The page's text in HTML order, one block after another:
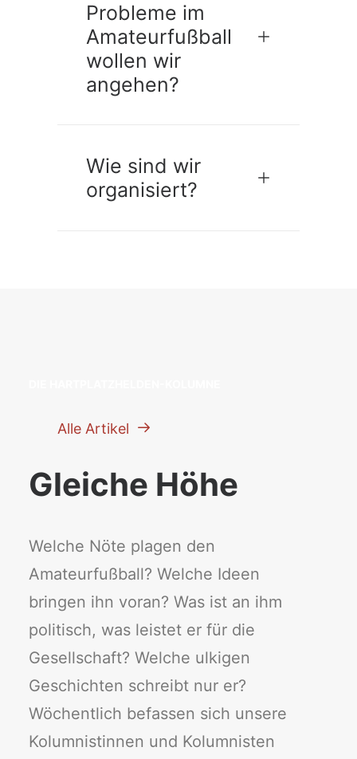
Probleme im
Amateurfußball
wollen wir
angehen?
Wie sind wir
organisiert?
Alle Artikel
Gleiche Höhe
Welche Nöte plagen den
Amateurfußball? Welche Ideen
bringen ihn voran? Was ist an ihm
politisch, was leistet er für die
Gesellschaft? Welche ulkigen
Geschichten schreibt nur er?
Wöchentlich befassen sich unsere
Kolumnistinnen und Kolumnisten